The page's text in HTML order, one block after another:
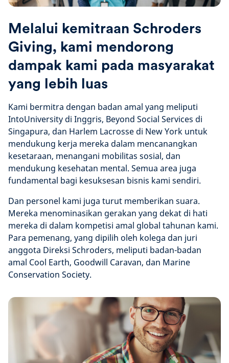
Melalui kemitraan Schroders
Giving, kami mendorong
dampak kami pada masyarakat
yang lebih luas
Kami bermitra dengan badan amal yang meliputi
IntoUniversity di Inggris, Beyond Social Services di
Singapura, dan Harlem Lacrosse di New York untuk
mendukung kerja mereka dalam mencanangkan
kesetaraan, menangani mobilitas sosial, dan
mendukung kesehatan mental. Semua area juga
fundamental bagi kesuksesan bisnis kami sendiri.
Dan personel kami juga turut memberikan suara.
Mereka menominasikan gerakan yang dekat di hati
mereka di dalam kompetisi amal global tahunan kami.
Para pemenang, yang dipilih oleh kolega dan juri
anggota Direksi Schroders, meliputi badan-badan
amal Cool Earth, Goodwill Caravan, dan Marine
Conservation Society.